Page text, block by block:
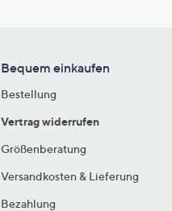
Bequem einkaufen
Bestellung
Vertrag widerrufen
Größenberatung
Versandkosten & Lieferung
Bezahlung